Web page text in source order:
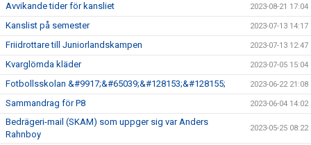
Avvikande tider för kansliet 2023-08-21 17:04
Kanslist på semester 2023-07-13 14:17
Friidrottare till Juniorlandskampen 2023-07-13 12:47
Kvarglömda kläder 2023-07-05 15:04
Fotbollsskolan &#9917;&#65039;&#128153;&#128155; 2023-06-22 21:08
Sammandrag för P8 2023-06-04 14:02
Bedrägeri-mail (SKAM) som uppger sig var Anders
Rahnboy
2023-05-25 08:22